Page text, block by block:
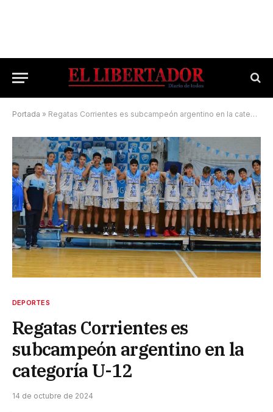
Portada » Regatas Corrientes es subcampeón argentino en la categoría U-12
DEPORTES
Regatas Corrientes es
subcampeón argentino en la
categoría U-12
14 de octubre de 2024